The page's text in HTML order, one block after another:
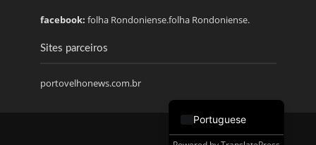
facebook: folha Rondoniense.folha Rondoniense.
Sites parceiros
portovelhonews.com.br
Portuguese